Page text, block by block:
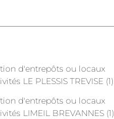
d'entrepôts ou locaux
LE PLESSIS TREVISE (1)
d'entrepôts ou locaux
LIMEIL BREVANNES (1)